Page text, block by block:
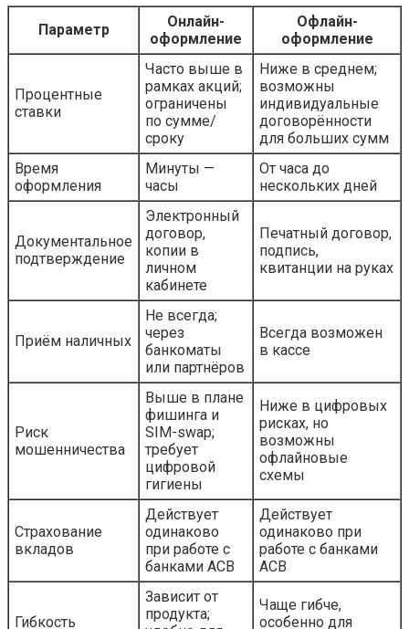
Параметр
Онлайн-
оформление
Офлайн-
оформление
Процентные
ставки
Часто выше в
рамках акций;
ограничены
по сумме/
сроку
Ниже в среднем;
возможны
индивидуальные
договорённости
для больших сумм
Время
оформления
Минуты —
часы
От часа до
нескольких дней
Документальное
подтверждение
Электронный
договор,
копии в
личном
кабинете
Печатный договор,
подпись,
квитанции на руках
Приём наличных
Не всегда;
через
банкоматы
или партнёров
Всегда возможен
в кассе
Риск
мошенничества
Выше в плане
фишинга и
SIM-swap;
требует
цифровой
гигиены
Ниже в цифровых
рисках, но
возможны
офлайновые
схемы
Страхование
вкладов
Действует
одинаково
при работе с
банками АСВ
Действует
одинаково при
работе с банками
АСВ
Гибкость
Зависит от
продукта;
Чаще гибче,
особенно для